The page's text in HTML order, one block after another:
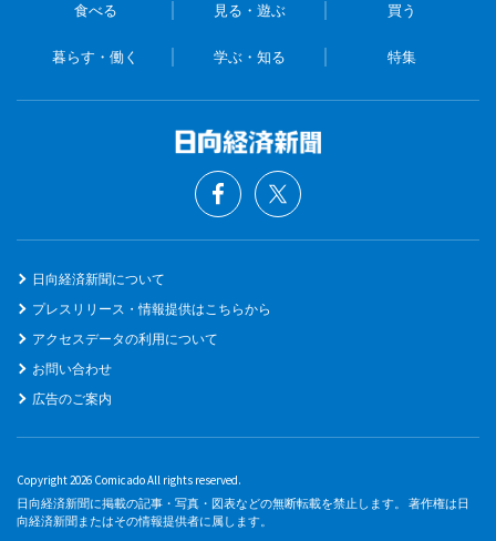
食べる 見る・遊ぶ 買う
暮らす・働く 学ぶ・知る 特集
日向経済新聞について
プレスリリース・情報提供はこちらから
アクセスデータの利用について
お問い合わせ
広告のご案内
Copyright 2026 Comicado All rights reserved.
日向経済新聞に掲載の記事・写真・図表などの無断転載を禁止します。 著作権は日
向経済新聞またはその情報提供者に属します。